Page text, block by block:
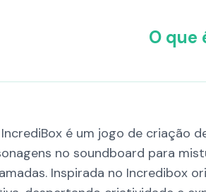
O que
IncrediBox é um jogo de
no soundboard para
Inspirada no Incredibox